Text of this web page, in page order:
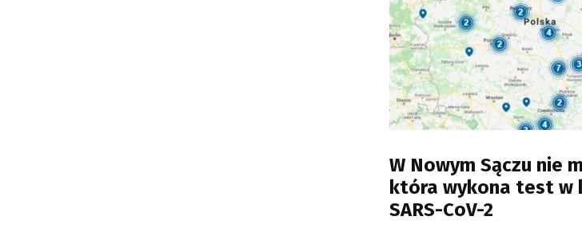
W Nowym Sączu nie
która wykona test w
SARS-CoV-2